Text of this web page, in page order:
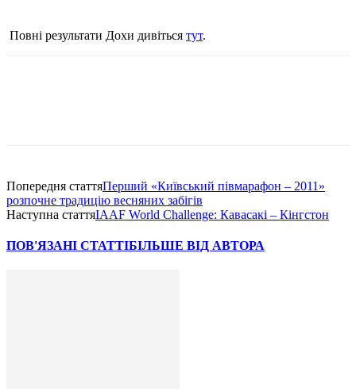
Повні результати Дохи дивіться тут.
Попередня статтяПерший «Київський півмарафон – 2011»
розпочне традицію весняних забігів
Наступна статтяIAAF World Challenge: Кавасакі – Кінгстон
ПОВ'ЯЗАНІ СТАТТІБІЛЬШЕ ВІД АВТОРА